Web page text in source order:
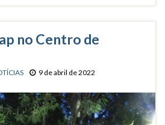
no Centro de
9 de abril de 2022